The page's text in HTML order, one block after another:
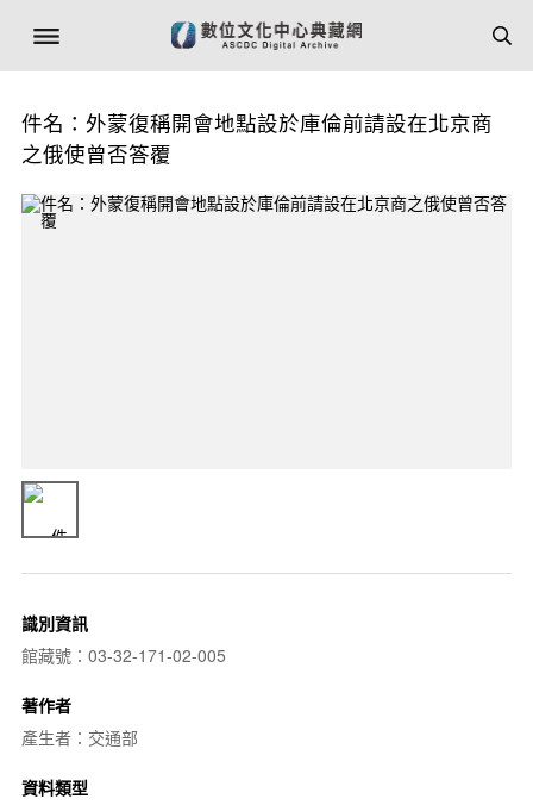
件名：外蒙復稱開會地點設於庫倫前請設在北京商
之俄使曾否答覆
識別資訊
館藏號：03-32-171-02-005
著作者
產生者：交通部
資料類型